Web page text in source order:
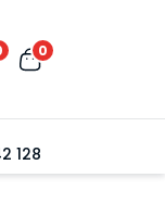
0
128